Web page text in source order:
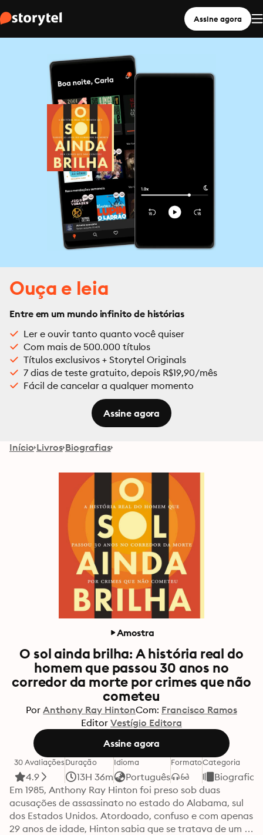
Assine agora
Ouça e leia
Entre em um mundo infinito de histórias
Ler e ouvir tanto quanto você quiser
Com mais de 500.000 títulos
Títulos exclusivos + Storytel Originals
7 dias de teste gratuito, depois R$19,90/mês
Fácil de cancelar a qualquer momento
Assine agora
Início Livros Biografias
Amostra
O sol ainda brilha: A história real do
homem que passou 30 anos no
corredor da morte por crimes que não
cometeu
Por Anthony Ray HintonCom: Francisco Ramos
Editor Vestígio Editora
Assine agora
30 Avaliações
4.9
Duração
13H 36m
Idioma
Português
FormatoCategoria
Biografias
Em 1985, Anthony Ray Hinton foi preso sob duas
acusações de assassinato no estado do Alabama, sul
dos Estados Unidos. Atordoado, confuso e com apenas
29 anos de idade, Hinton sabia que se tratava de um